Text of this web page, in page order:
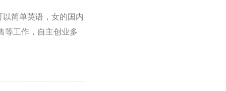
以简单英语，女的国内
等工作，自主创业多